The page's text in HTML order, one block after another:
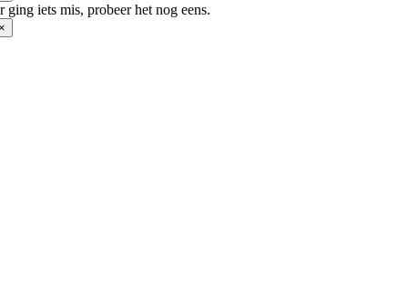
ging iets mis, probeer het nog eens.